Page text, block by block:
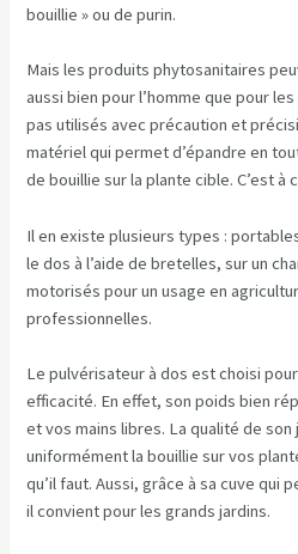
bouillie » ou de purin.
Mais les produits phytosanitaires
aussi bien pour l’homme que pour
pas utilisés avec précaution et
matériel qui permet d’épandre en
de bouillie sur la plante cible. C’est à
Il en existe plusieurs types :
le dos à l’aide de bretelles, sur un
motorisés pour un usage en
professionnelles.
Le pulvérisateur à dos est choisi
efficacité. En effet, son poids bien
et vos mains libres. La qualité de
uniformément la bouillie sur vos
qu’il faut. Aussi, grâce à sa cuve qui
il convient pour les grands jardins.